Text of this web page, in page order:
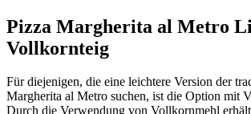
Pizza Margherita al Metro
Vollkornteig
Für diejenigen, die eine leichtere Version der
Margherita al Metro suchen, ist die Option mit
Durch die Verwendung von Vollkornmehl